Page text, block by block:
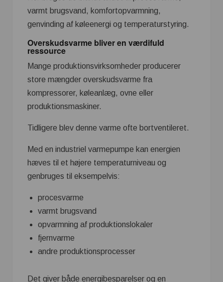
varmt brugsvand, komfortopvarmning,
genvinding af køleenergi og temperaturstyring.
Overskudsvarme bliver en værdifuld
ressource
Mange produktionsvirksomheder producerer
store mængder overskudsvarme fra
kompressorer, køleanlæg, ovne eller
produktionsmaskiner.
Tidligere blev denne varme ofte bortventileret.
Med en industriel varmepumpe kan energien
hæves til et højere temperaturniveau og
genbruges til eksempelvis:
procesvarme
varmt brugsvand
opvarmning af produktionslokaler
fjernvarme
andre produktionsprocesser
Det giver både energibesparelser og en